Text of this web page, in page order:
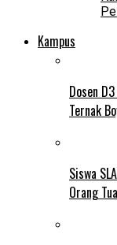
Kampus
Dosen
Ternak
Siswa
Orang